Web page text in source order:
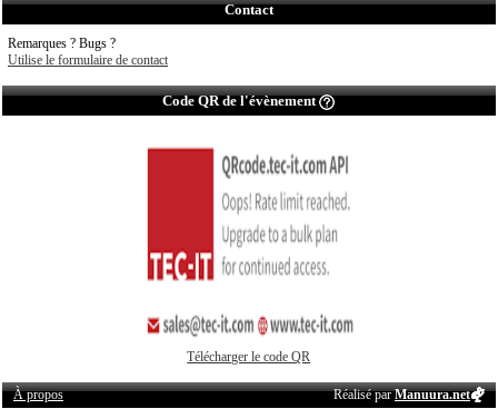
Contact
Remarques ? Bugs ?
Utilise le formulaire de contact
Code QR de l'évènement
Télécharger le code QR
À propos Réalisé parManuura.net